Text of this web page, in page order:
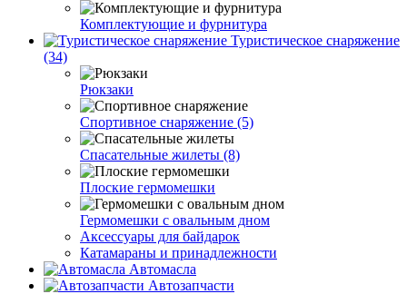
Комплектующие и фурнитура
Туристическое снаряжение
(34)
Рюкзаки
Спортивное снаряжение (5)
Спасательные жилеты (8)
Плоские гермомешки
Гермомешки с овальным дном
Аксессуары для байдарок
Катамараны и принадлежности
Автомасла
Автозапчасти